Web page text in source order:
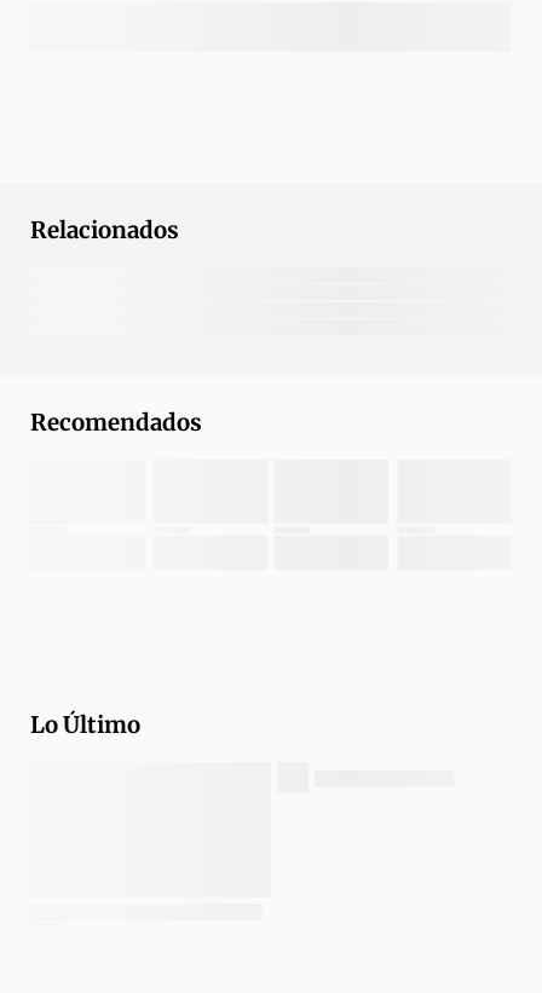
Relacionados
Recomendados
Lo Último